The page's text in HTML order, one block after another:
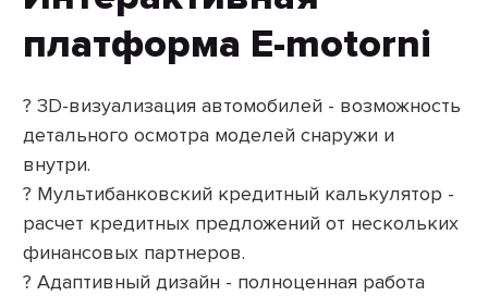
платформа E-motorni
? 3D-визуализация автомобилей - возможность
детального осмотра моделей снаружи и
внутри.
? Мультибанковский кредитный калькулятор -
расчет кредитных предложений от нескольких
финансовых партнеров.
? Адаптивный дизайн - полноценная работа